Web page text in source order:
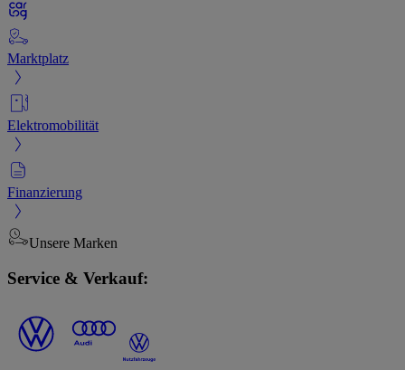
Marktplatz
Elektromobilität
Finanzierung
Unsere Marken
Service & Verkauf: